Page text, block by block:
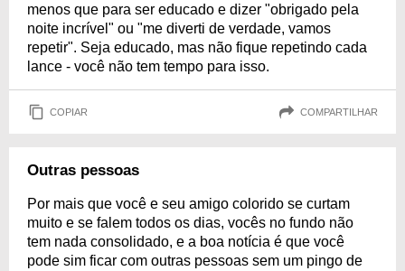
menos que para ser educado e dizer "obrigado pela
noite incrível" ou "me diverti de verdade, vamos
repetir". Seja educado, mas não fique repetindo cada
lance - você não tem tempo para isso.
COPIAR COMPARTILHAR
Outras pessoas
Por mais que você e seu amigo colorido se curtam
muito e se falem todos os dias, vocês no fundo não
tem nada consolidado, e a boa notícia é que você
pode sim ficar com outras pessoas sem um pingo de